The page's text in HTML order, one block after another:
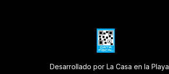
Desarrollado por La Casa en la Playa